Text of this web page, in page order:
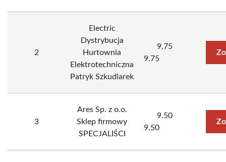
2
Electric
Dystrybucja
Hurtownia
Elektrotechniczna
Patryk Szkudlarek
9.75
9.75
3
Ares Sp. z o.o.
Sklep firmowy
SPECJALIŚCI
9.50
9.50